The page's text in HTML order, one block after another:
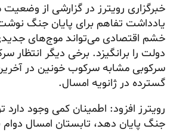
خبرگزاری رویترز در گزارشی از وضعیت
یادداشت تفاهم برای پایان جنگ
خشم اقتصادی می‌تواند موج‌های
دولت را برانگیزد. برخی دیگر انتظار
سرکوبی مشابه سرکوب خونین در
گسترده در ژانویه امسال.
رویترز افزود: اطمینان کمی وجود دارد
جنگ پایان دهد، تابستان امسال دوام